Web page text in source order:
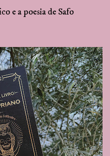
e a poesia de Safo